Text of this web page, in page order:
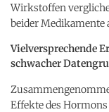
Wirkstoffen
beider Medikamente
Vielversprechende
schwacher
Effekte des